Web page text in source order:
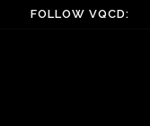
FOLLOW VQCD: